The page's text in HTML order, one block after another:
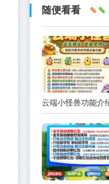
随便看看